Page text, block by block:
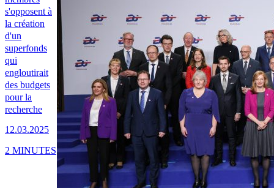
s'opposent à
la création
d'un
superfonds
qui
engloutirait
des budgets
pour la
recherche
12.03.2025
2 MINUTES